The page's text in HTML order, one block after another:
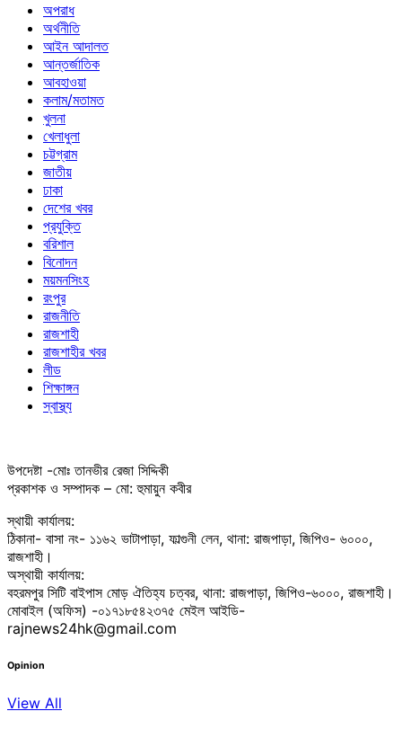
অপরাধ
অর্থনীতি
আইন আদালত
আন্তর্জাতিক
আবহাওয়া
কলাম/মতামত
খুলনা
খেলাধুলা
চট্টগ্রাম
জাতীয়
ঢাকা
দেশের খবর
প্রযুক্তি
বরিশাল
বিনোদন
ময়মনসিংহ
রংপুর
রাজনীতি
রাজশাহী
রাজশাহীর খবর
লীড
শিক্ষাঙ্গন
স্বাস্থ্য
উপদেষ্টা -মোঃ তানভীর রেজা সিদ্দিকী
প্রকাশক ও সম্পাদক – মো: হুমায়ুন কবীর
স্থায়ী কার্যালয়:
ঠিকানা- বাসা নং- ১১৬২ ভাটাপাড়া, ফাল্গুনী লেন, থানা: রাজপাড়া, জিপিও- ৬০০০,
রাজশাহী।
অস্থায়ী কার্যালয়:
বহরমপুর সিটি বাইপাস মোড় ঐতিহ্য চত্বর, থানা: রাজপাড়া, জিপিও-৬০০০, রাজশাহী।
মোবাইল (অফিস) -০১৭১৮৫৪২৩৭৫ মেইল আইডি-
rajnews24hk@gmail.com
Opinion
View All